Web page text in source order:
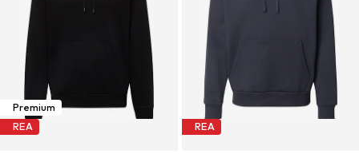
Premium
REA
REA